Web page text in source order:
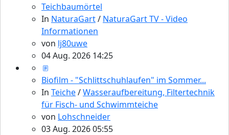
Teichbaumörtel
In NaturaGart/ NaturaGart TV - Video
Informationen
von lj80uwe
04 Aug. 2026 14:25
Biofilm - "Schlittschuhlaufen" im Sommer...
In Teiche/Wasseraufbereitung, Filtertechnik
für Fisch- und Schwimmteiche
von Lohschneider
03 Aug. 2026 05:55